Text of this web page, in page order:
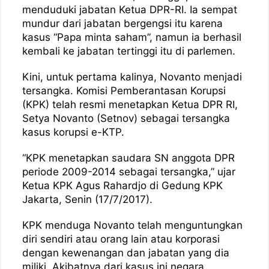
menduduki jabatan Ketua DPR-RI. Ia sempat
mundur dari jabatan bergengsi itu karena
kasus “Papa minta saham”, namun ia berhasil
kembali ke jabatan tertinggi itu di parlemen.
Kini, untuk pertama kalinya, Novanto menjadi
tersangka. Komisi Pemberantasan Korupsi
(KPK) telah resmi menetapkan Ketua DPR RI,
Setya Novanto (Setnov) sebagai tersangka
kasus korupsi e-KTP.
“KPK menetapkan saudara SN anggota DPR
periode 2009-2014 sebagai tersangka,” ujar
Ketua KPK Agus Rahardjo di Gedung KPK
Jakarta, Senin (17/7/2017).
KPK menduga Novanto telah menguntungkan
diri sendiri atau orang lain atau korporasi
dengan kewenangan dan jabatan yang dia
miliki. Akibatnya dari kasus ini negara